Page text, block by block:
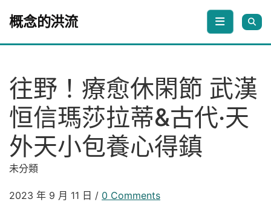
概念的洪流
往野！療愈休閑節 武漢
恒信瑪莎拉蒂&古代·天
外天小包養心得鎮
未分類
2023 年 9 月 11 日 / 0 Comments